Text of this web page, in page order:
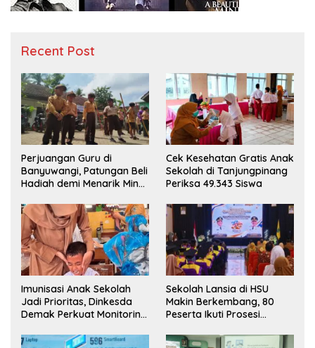
Recent Post
Perjuangan Guru di
Banyuwangi, Patungan Beli
Hadiah demi Menarik Minat
Cek Kesehatan Gratis Anak
Sekolah di Tanjungpinang
Periksa 49.343 Siswa
Imunisasi Anak Sekolah
Jadi Prioritas, Dinkesda
Demak Perkuat Monitoring
Sekolah Lansia di HSU
Makin Berkembang, 80
Peserta Ikuti Prosesi